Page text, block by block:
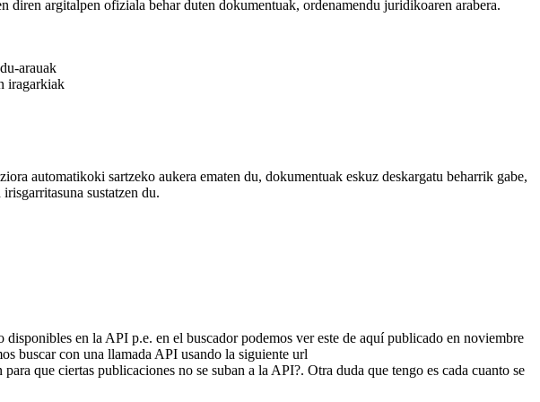
diren argitalpen ofiziala behar duten dokumentuak, ordenamendu juridikoaren arabera.
arauak
iragarkiak
automatikoki sartzeko aukera ematen du, dokumentuak eskuz deskargatu beharrik gabe,
sustatzen du.